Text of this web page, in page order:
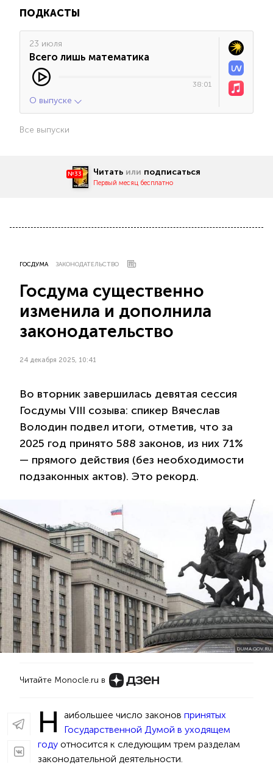
ПОДКАСТЫ
23 июля
Всего лишь математика
38:01
О выпуске
Все выпуски
№33 Читать или подписаться
Первый месяц бесплатно
ГОСДУМА ЗАКОНОДАТЕЛЬСТВО
Госдума существенно
изменила и дополнила
законодательство
24 декабря 2025, 10:41
Во вторник завершилась девятая сессия
Госдумы VIII созыва: спикер Вячеслав
Володин подвел итоги, отметив, что за
2025 год принято 588 законов, из них 71%
— прямого действия (без необходимости
подзаконных актов). Это рекорд.
DUMA.GOV.RU
Читайте Monocle.ru в
Н аибольшее число законов принятых
Государственной Думой в уходящем
году относится к следующим трем разделам
законодательной деятельности.